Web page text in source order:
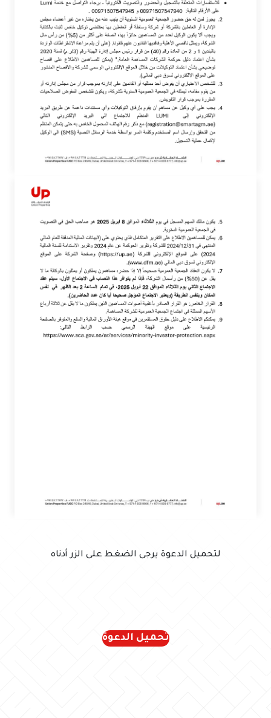
لتحميل الدعوة يرجى الضغط على الزر أدناه
تحميل الدعوة